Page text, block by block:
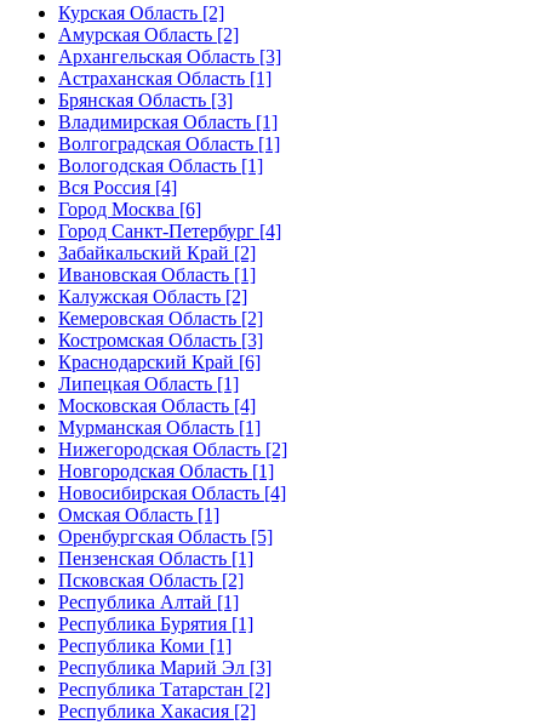
Курская Область [2]
Амурская Область [2]
Архангельская Область [3]
Астраханская Область [1]
Брянская Область [3]
Владимирская Область [1]
Волгоградская Область [1]
Вологодская Область [1]
Вся Россия [4]
Город Москва [6]
Город Санкт-Петербург [4]
Забайкальский Край [2]
Ивановская Область [1]
Калужская Область [2]
Кемеровская Область [2]
Костромская Область [3]
Краснодарский Край [6]
Липецкая Область [1]
Московская Область [4]
Мурманская Область [1]
Нижегородская Область [2]
Новгородская Область [1]
Новосибирская Область [4]
Омская Область [1]
Оренбургская Область [5]
Пензенская Область [1]
Псковская Область [2]
Республика Алтай [1]
Республика Бурятия [1]
Республика Коми [1]
Республика Марий Эл [3]
Республика Татарстан [2]
Республика Хакасия [2]